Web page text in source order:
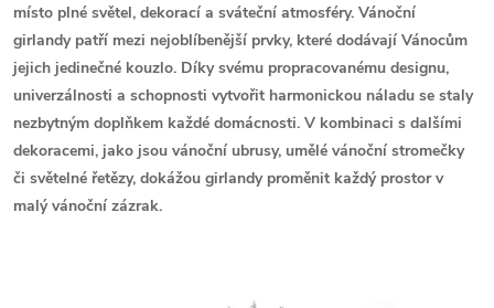
místo plné světel, dekorací a sváteční atmosféry. Vánoční
girlandy patří mezi nejoblíbenější prvky, které dodávají Vánocům
jejich jedinečné kouzlo. Díky svému propracovanému designu,
univerzálnosti a schopnosti vytvořit harmonickou náladu se staly
nezbytným doplňkem každé domácnosti. V kombinaci s dalšími
dekoracemi, jako jsou vánoční ubrusy, umělé vánoční stromečky
či světelné řetězy, dokážou girlandy proměnit každý prostor v
malý vánoční zázrak.